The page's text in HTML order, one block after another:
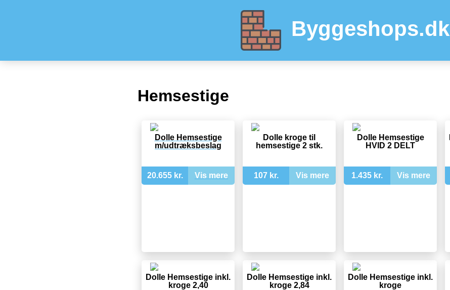
Byggeshops.dk
Hemsestige
Dolle Hemsestige
m/udtræksbeslag
20.655 kr. Vis mere
Dolle kroge til
hemsestige 2 stk.
107 kr. Vis mere
Dolle Hemsestige
HVID 2 DELT
1.435 kr. Vis mere
Dolle Hemsestige inkl.
kroge 2,40
Dolle Hemsestige inkl.
kroge 2,84
Dolle Hemsestige inkl.
kroge